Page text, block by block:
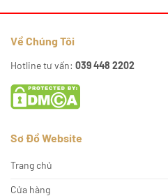
Về Chúng Tôi
Hotline tư vấn: 039 448 2202
Sơ Đồ Website
Trang chủ
Cửa hàng